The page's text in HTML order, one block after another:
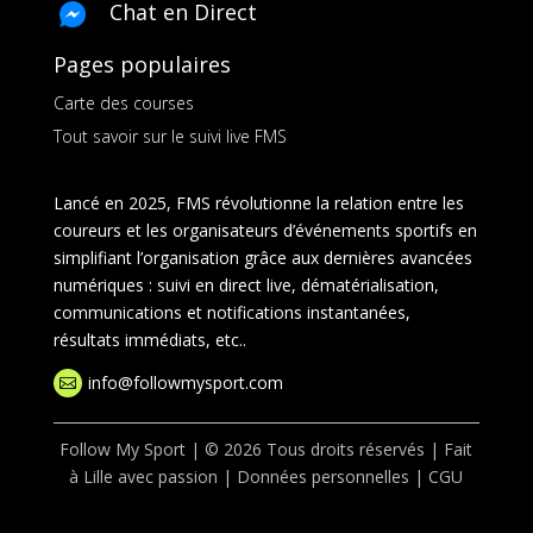
Chat en Direct
Pages populaires
Carte des courses
Tout savoir sur le suivi live FMS
Lancé en 2025, FMS révolutionne la relation entre les
coureurs et les organisateurs d’événements sportifs en
simplifiant l’organisation grâce aux dernières avancées
numériques : suivi en direct live, dématérialisation,
communications et notifications instantanées,
résultats immédiats, etc..
 info@followmysport.com
Follow My Sport | © 2026 Tous droits réservés | Fait
à Lille avec passion | Données personnelles |CGU